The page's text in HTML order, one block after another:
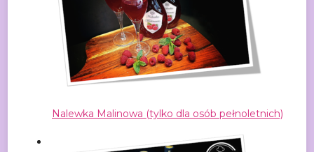
Nalewka Malinowa (tylko dla osób pełnoletnich)